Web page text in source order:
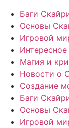
Баги
Основы
Игровой
Магия и
Новости о
Создание
Баги
Основы
Игровой